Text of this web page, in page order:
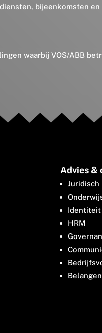
bijeenkomsten en
waarbij VOS/ABB
Advies &
Juridisch
Identiteit
HRM